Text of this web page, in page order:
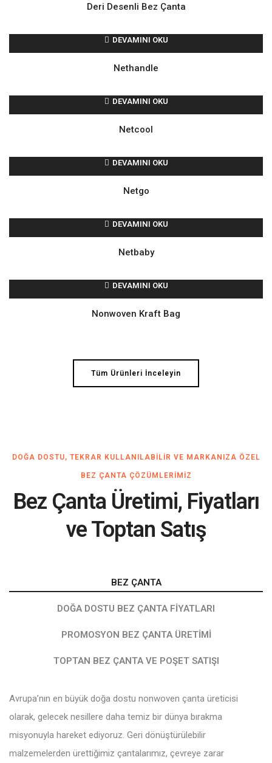
Deri Desenli Bez Çanta
DEVAMINI OKU
Nethandle
DEVAMINI OKU
Netcool
DEVAMINI OKU
Netgo
DEVAMINI OKU
Netbaby
DEVAMINI OKU
Nonwoven Kraft Bag
Tüm Ürünleri İnceleyin
DOĞA DOSTU, TEKRAR KULLANILABILIR VE MARKANIZA ÖZEL
BEZ ÇANTA ÇÖZÜMLERIMIZ
Bez Çanta Üretimi, Fiyatları
ve Toptan Satış
BEZ ÇANTA
DOĞA DOSTU BEZ ÇANTA FIYATLARI
PROMOSYON BEZ ÇANTA ÜRETIMI
TOPTAN BEZ ÇANTA VE POŞET SATIŞI
Avrupa’nın en büyük doğa dostu nonwoven çanta üreticisi
olarak, gelecek nesillere daha temiz bir dünya bırakma
misyonuyla hareket ediyoruz. Geri dönüştürülebilir
malzemelerden ürettiğimiz çantalarımız, çevreye zarar